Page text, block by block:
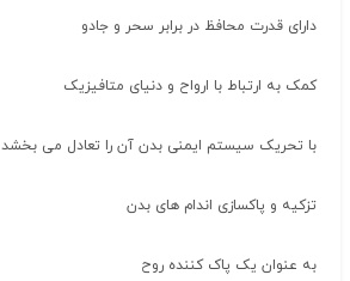
دارای قدرت محافظ در برابر سحر و جادو
کمک به ارتباط با ارواح و دنیای متافیزیک
با تحریک سیستم ایمنی بدن آن را تعادل می بخشد
تزکیه و پاکسازی اندام های بدن
به عنوان یک پاک کننده روح